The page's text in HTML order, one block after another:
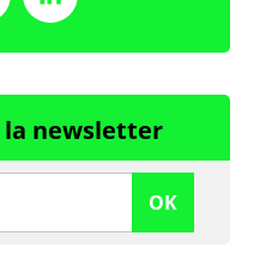
la newsletter
OK